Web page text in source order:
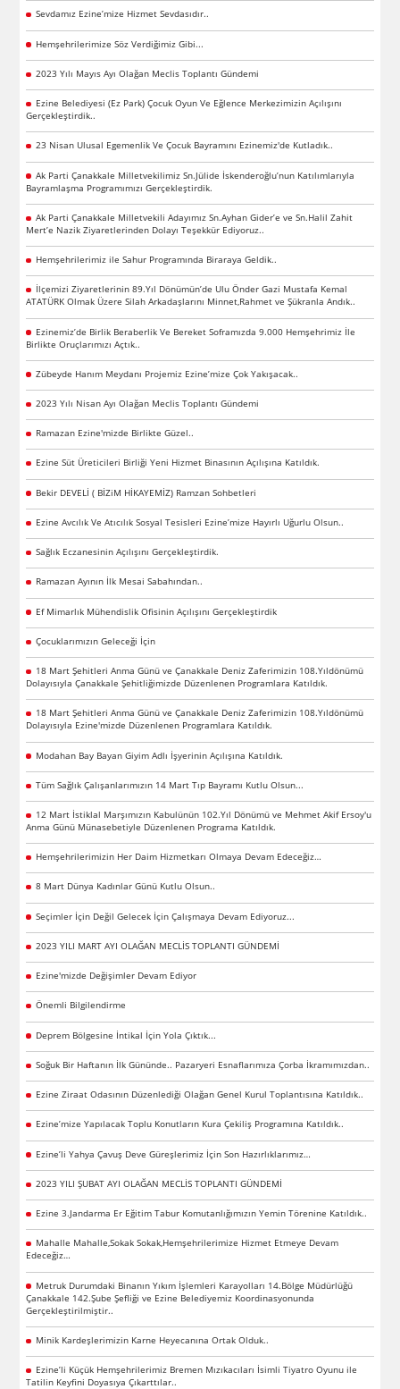
Sevdamız Ezine’mize Hizmet Sevdasıdır..
Hemşehrilerimize Söz Verdiğimiz Gibi...
2023 Yılı Mayıs Ayı Olağan Meclis Toplantı Gündemi
Ezine Belediyesi (Ez Park) Çocuk Oyun Ve Eğlence Merkezimizin Açılışını
Gerçekleştirdik..
23 Nisan Ulusal Egemenlik Ve Çocuk Bayramını Ezinemiz'de Kutladık..
Ak Parti Çanakkale Milletvekilimiz Sn.Jülide İskenderoğlu’nun Katılımlarıyla
Bayramlaşma Programımızı Gerçekleştirdik.
Ak Parti Çanakkale Milletvekili Adayımız Sn.Ayhan Gider’e ve Sn.Halil Zahit
Mert’e Nazik Ziyaretlerinden Dolayı Teşekkür Ediyoruz..
Hemşehrilerimiz ile Sahur Programında Biraraya Geldik..
İlçemizi Ziyaretlerinin 89.Yıl Dönümün’de Ulu Önder Gazi Mustafa Kemal
ATATÜRK Olmak Üzere Silah Arkadaşlarını Minnet,Rahmet ve Şükranla Andık..
Ezinemiz’de Birlik Beraberlik Ve Bereket Soframızda 9.000 Hemşehrimiz İle
Birlikte Oruçlarımızı Açtık..
Zübeyde Hanım Meydanı Projemiz Ezine’mize Çok Yakışacak..
2023 Yılı Nisan Ayı Olağan Meclis Toplantı Gündemi
Ramazan Ezine'mizde Birlikte Güzel..
Ezine Süt Üreticileri Birliği Yeni Hizmet Binasının Açılışına Katıldık.
Bekir DEVELİ ( BİZiM HİKAYEMİZ) Ramzan Sohbetleri
Ezine Avcılık Ve Atıcılık Sosyal Tesisleri Ezine’mize Hayırlı Uğurlu Olsun..
Sağlık Eczanesinin Açılışını Gerçekleştirdik.
Ramazan Ayının İlk Mesai Sabahından..
Ef Mimarlık Mühendislik Ofisinin Açılışını Gerçekleştirdik
Çocuklarımızın Geleceği İçin
18 Mart Şehitleri Anma Günü ve Çanakkale Deniz Zaferimizin 108.Yıldönümü
Dolayısıyla Çanakkale Şehitliğimizde Düzenlenen Programlara Katıldık.
18 Mart Şehitleri Anma Günü ve Çanakkale Deniz Zaferimizin 108.Yıldönümü
Dolayısıyla Ezine'mizde Düzenlenen Programlara Katıldık.
Modahan Bay Bayan Giyim Adlı İşyerinin Açılışına Katıldık.
Tüm Sağlık Çalışanlarımızın 14 Mart Tıp Bayramı Kutlu Olsun...
12 Mart İstiklal Marşımızın Kabulünün 102.Yıl Dönümü ve Mehmet Akif Ersoy'u
Anma Günü Münasebetiyle Düzenlenen Programa Katıldık.
Hemşehrilerimizin Her Daim Hizmetkarı Olmaya Devam Edeceğiz…
8 Mart Dünya Kadınlar Günü Kutlu Olsun..
Seçimler İçin Değil Gelecek İçin Çalışmaya Devam Ediyoruz...
2023 YILI MART AYI OLAĞAN MECLİS TOPLANTI GÜNDEMİ
Ezine'mizde Değişimler Devam Ediyor
Önemli Bilgilendirme
Deprem Bölgesine İntikal İçin Yola Çıktık...
Soğuk Bir Haftanın İlk Gününde.. Pazaryeri Esnaflarımıza Çorba İkramımızdan..
Ezine Ziraat Odasının Düzenlediği Olağan Genel Kurul Toplantısına Katıldık..
Ezine’mize Yapılacak Toplu Konutların Kura Çekiliş Programına Katıldık..
Ezine’li Yahya Çavuş Deve Güreşlerimiz İçin Son Hazırlıklarımız…
2023 YILI ŞUBAT AYI OLAĞAN MECLİS TOPLANTI GÜNDEMİ
Ezine 3.Jandarma Er Eğitim Tabur Komutanlığımızın Yemin Törenine Katıldık..
Mahalle Mahalle,Sokak Sokak,Hemşehrilerimize Hizmet Etmeye Devam
Edeceğiz…
Metruk Durumdaki Binanın Yıkım İşlemleri Karayolları 14.Bölge Müdürlüğü
Çanakkale 142.Şube Şefliği ve Ezine Belediyemiz Koordinasyonunda
Gerçekleştirilmiştir..
Minik Kardeşlerimizin Karne Heyecanına Ortak Olduk..
Ezine’li Küçük Hemşehrilerimiz Bremen Mızıkacıları İsimli Tiyatro Oyunu ile
Tatilin Keyfini Doyasıya Çıkarttılar..